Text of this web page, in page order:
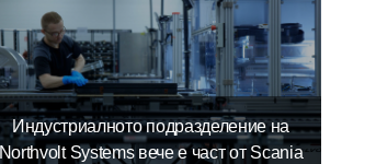
Индустриалното подразделение на
Northvolt Systems вече е част от Scania